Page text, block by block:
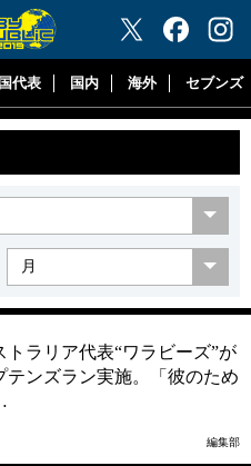
"ラグビーリパブリック"
代表 国内 海外 セブンズ
トラリア代表“ワラビーズ”が
テンズラン実施。「彼のため
編集部